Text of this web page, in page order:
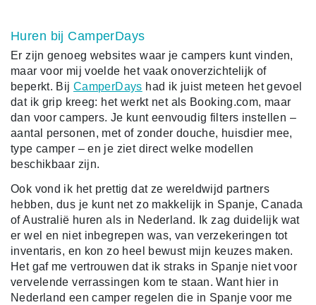
Huren bij CamperDays
Er zijn genoeg websites waar je campers kunt vinden,
maar voor mij voelde het vaak onoverzichtelijk of
beperkt. Bij CamperDays had ik juist meteen het gevoel
dat ik grip kreeg: het werkt net als Booking.com, maar
dan voor campers. Je kunt eenvoudig filters instellen –
aantal personen, met of zonder douche, huisdier mee,
type camper – en je ziet direct welke modellen
beschikbaar zijn.
Ook vond ik het prettig dat ze wereldwijd partners
hebben, dus je kunt net zo makkelijk in Spanje, Canada
of Australië huren als in Nederland. Ik zag duidelijk wat
er wel en niet inbegrepen was, van verzekeringen tot
inventaris, en kon zo heel bewust mijn keuzes maken.
Het gaf me vertrouwen dat ik straks in Spanje niet voor
vervelende verrassingen kom te staan. Want hier in
Nederland een camper regelen die in Spanje voor me